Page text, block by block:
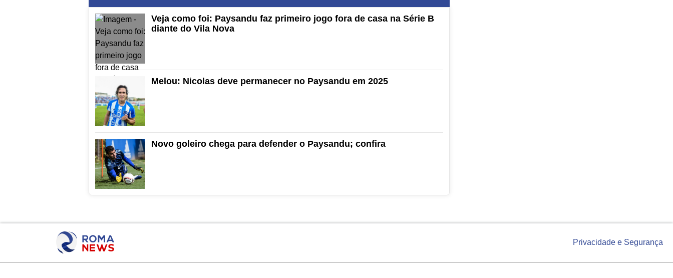
Veja como foi: Paysandu faz primeiro jogo fora de casa na Série B
diante do Vila Nova
Melou: Nicolas deve permanecer no Paysandu em 2025
Novo goleiro chega para defender o Paysandu; confira
Privacidade e Segurança